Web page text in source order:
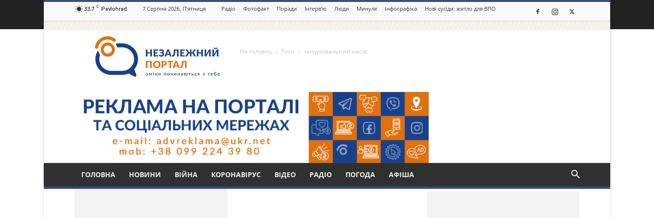
33.7 C Pavlohrad 7 Серпня 2026, П’ятниця Радіо Фотофакт Поради Інтерв’ю Люди Минуле Інфографіка Нові сусіди: житло для ВПО
портал
Павлоград.dp.ua
ГОЛОВНА НОВИНИ ВІЙНА КОРОНАВІРУС ВІДЕО РАДІО ПОГОДА АФІША
На головну Теги занурювальний насос
Тег: занурювальний насос